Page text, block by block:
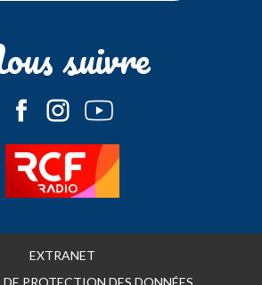
suivre
EXTRANET
PROTECTION DES DONNÉES